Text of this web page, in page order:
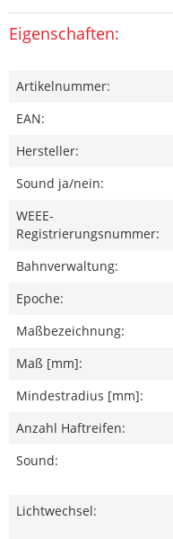
Eigenschaften:
Artikelnummer:
EAN:
Hersteller:
Sound ja/nein:
WEEE-
Registrierungsnummer:
Bahnverwaltung:
Epoche:
Maßbezeichnung:
Maß [mm]:
Mindestradius [mm]:
Anzahl Haftreifen:
Sound:
Lichtwechsel: